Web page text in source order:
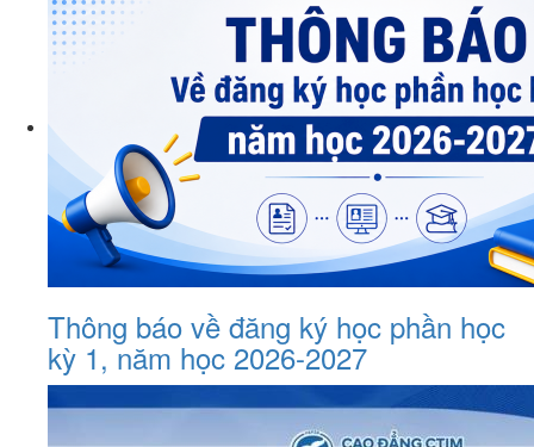
Thông báo về đăng ký học phần học
kỳ 1, năm học 2026-2027